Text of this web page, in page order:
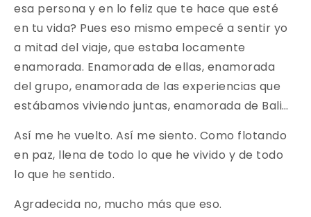
esa persona y en lo feliz que te hace que esté
en tu vida? Pues eso mismo empecé a sentir yo
a mitad del viaje, que estaba locamente
enamorada. Enamorada de ellas, enamorada
del grupo, enamorada de las experiencias que
estábamos viviendo juntas, enamorada de Bali…
Así me he vuelto. Así me siento. Como flotando
en paz, llena de todo lo que he vivido y de todo
lo que he sentido.
Agradecida no, mucho más que eso.